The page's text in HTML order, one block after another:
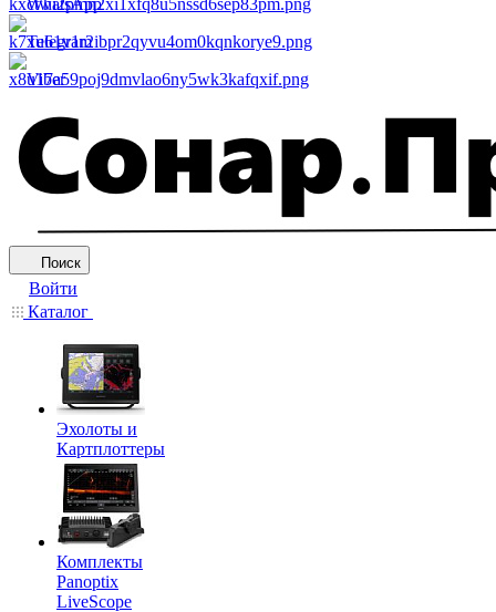
WhatsApp
Telegram
Viber
Поиск
Войти
Каталог
Эхолоты и
Картплоттеры
Комплекты
Panoptix
LiveScope